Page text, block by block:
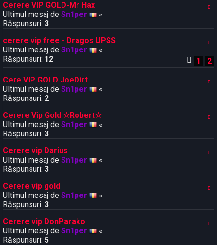
Cerere VIP GOLD-Mr Hax
Ultimul mesaj deSn1per
«
Răspunsuri:3
cerere vip free - Dragos UPSS
Ultimul mesaj deSn1per
«
Răspunsuri: 12 1 2
Cere VIP GOLD JoeDirt
Ultimul mesaj deSn1per
«
Răspunsuri: 2
Cerere Vip Gold ☆Robert☆
Ultimul mesaj deSn1per
«
Răspunsuri:3
Cerere vip Darius
Ultimul mesaj deSn1per
«
Răspunsuri:3
Cerere vip gold
Ultimul mesaj deSn1per
«
Răspunsuri:3
Cerere vip DonParako
Ultimul mesaj deSn1per
«
Răspunsuri:5